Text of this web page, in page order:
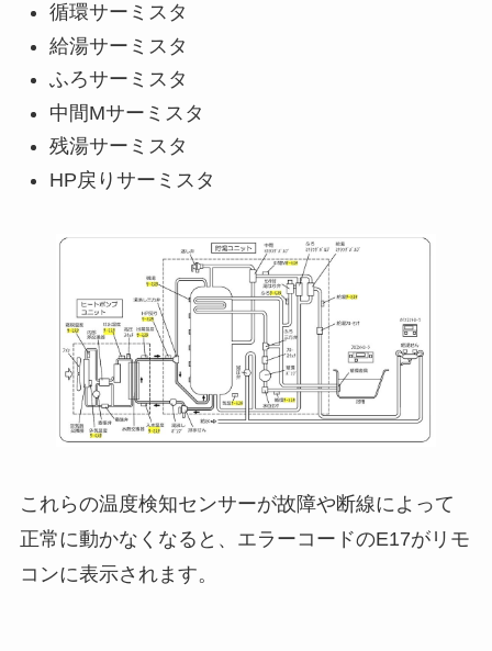
循環サーミスタ
給湯サーミスタ
ふろサーミスタ
中間Mサーミスタ
残湯サーミスタ
HP戻りサーミスタ
これらの温度検知センサーが故障や断線によって
正常に動かなくなると、エラーコードのE17がリモ
コンに表示されます。